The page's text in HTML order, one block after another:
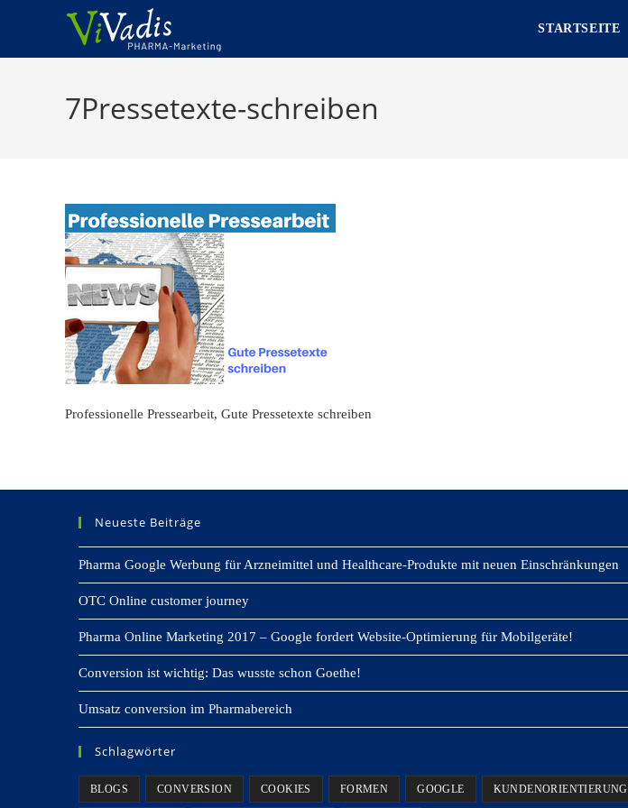
springen
STARTSEITE
7Pressetexte-schreiben
Professionelle Pressearbeit, Gute Pressetexte schreiben
Neueste Beiträge
Pharma Google Werbung für Arzneimittel und Healthcare-Produkte mit neuen Einschränkungen
OTC Online customer journey
Pharma Online Marketing 2017 – Google fordert Website-Optimierung für Mobilgeräte!
Conversion ist wichtig: Das wusste schon Goethe!
Umsatz conversion im Pharmabereich
Schlagwörter
BLOGS CONVERSION COOKIES FORMEN GOOGLE KUNDENORIENTIERUNG